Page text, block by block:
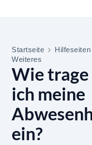
Startseite Hilfeseiten
Weiteres
Wie trage
ich meine
ein?